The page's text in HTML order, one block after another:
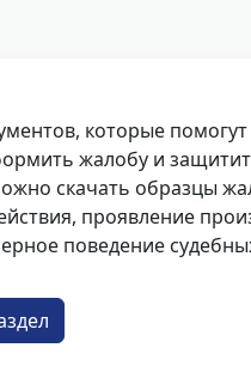
которые
жалобу и
скачать образцы
проявление
поведение